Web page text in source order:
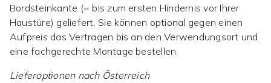
Bordsteinkante (= bis zum ersten Hindernis vor Ihrer
Haustüre) geliefert. Sie können optional gegen einen
Aufpreis das Vertragen bis an den Verwendungsort und
eine fachgerechte Montage bestellen.
Lieferoptionen nach Österreich